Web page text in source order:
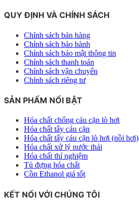
QUY ĐỊNH VÀ CHÍNH SÁCH
Chính sách bán hàng
Chính sách bảo hành
Chính sách bảo mật thông tin
Chính sách thanh toán
Chính sách vận chuyển
Chính sách riêng tư
SẢN PHẨM NỔI BẬT
Hóa chất chống cáu cặn lò hơi
Hóa chất tẩy cáu cặn
Hóa chất tẩy cáu cặn lò hơi (nồi hơi)
Hóa chất xử lý nước thải
Hóa chất thí nghiệm
Tủ đựng hóa chất
Cồn Ethanol giá tốt
KẾT NỐI VỚI CHÚNG TÔI